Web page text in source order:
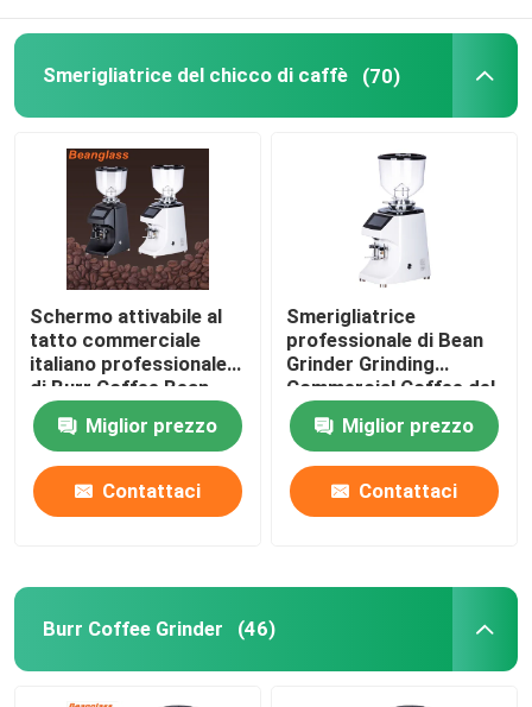
Smerigliatrice del chicco di caffè (70)
Schermo attivabile al
tatto commerciale
italiano professionale
di Burr Coffee Bean
Grinder With LED
Miglior prezzo
Contattaci
Smerigliatrice
professionale di Bean
Grinder Grinding
Commercial Coffee del
caffè del caffè
espressoMiglior prezzo
Contattaci
Burr Coffee Grinder (46)